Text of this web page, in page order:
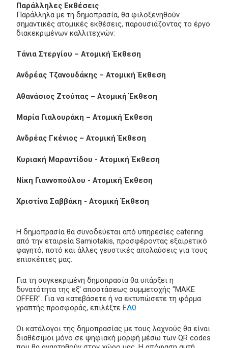
Παράλληλες Εκθέσεις
Παράλληλα με τη δημοπρασία, θα φιλοξενηθούν
σημαντικές ατομικές εκθέσεις, παρουσιάζοντας το έργο
διακεκριμένων καλλιτεχνών:
Τάνια Στεργίου – Ατομική Έκθεση
Ανδρέας Τζανουδάκης – Ατομική Έκθεση
Αθανάσιος Ζτούπας – Ατομική Έκθεση
Μαρία Γιαλουράκη – Ατομική Έκθεση
Ανδρέας Γκένιος – Ατομική Έκθεση
Κυριακή Μαραντίδου - Ατομική Έκθεση
Νίκη Γιαννοπούλου - Ατομική Έκθεση
Χριστίνα Σαββάκη - Ατομική Έκθεση
Η δημοπρασία θα συνοδεύεται από υπηρεσίες catering
από την εταιρεία Samiotakis, προσφέροντας εξαιρετικό
φαγητό, ποτό και άλλες γευστικές απολαύσεις για τους
επισκέπτες μας.
Για τη συγκεκριμένη δημοπρασία θα υπάρξει η
δυνατότητα της εξ' αποστάσεως συμμετοχής "MAKE
OFFER". Για να κατεβάσετε ή να εκτυπώσετε τη φόρμα
γραπτής προσφοράς, επιλέξτε ΕΔΩ.
Οι κατάλογοι της δημοπρασίας με τους λαχνούς θα είναι
διαθέσιμοι μόνο σε ψηφιακή μορφή μέσω των QR codes